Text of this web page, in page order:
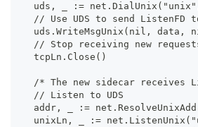
uds, _ :=
// Use UDS to send ListenFD
uds.WriteMsgUnix(nil, data,
// Stop receiving new
  tcpLn.Close()
/* The new sidecar receives
  // Listen to UDS
addr, _ :=
unixLn, _ :=